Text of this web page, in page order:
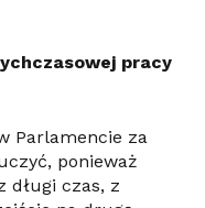
pracy
Parlamencie za
ponieważ
długi czas, z